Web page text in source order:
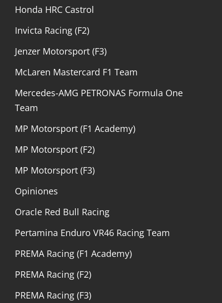
Honda HRC Castrol
Invicta Racing (F2)
Jenzer Motorsport (F3)
McLaren Mastercard F1 Team
Mercedes-AMG PETRONAS Formula One
Team
MP Motorsport (F1 Academy)
MP Motorsport (F2)
MP Motorsport (F3)
Opiniones
Oracle Red Bull Racing
Pertamina Enduro VR46 Racing Team
PREMA Racing (F1 Academy)
PREMA Racing (F2)
PREMA Racing (F3)